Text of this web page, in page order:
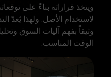
ويتخذ قراراته بناءً على
لاستخدام الأصل. ولهذا يُعدّ
وثيقاً بفهم آليات السوق
الوقت المناسب.